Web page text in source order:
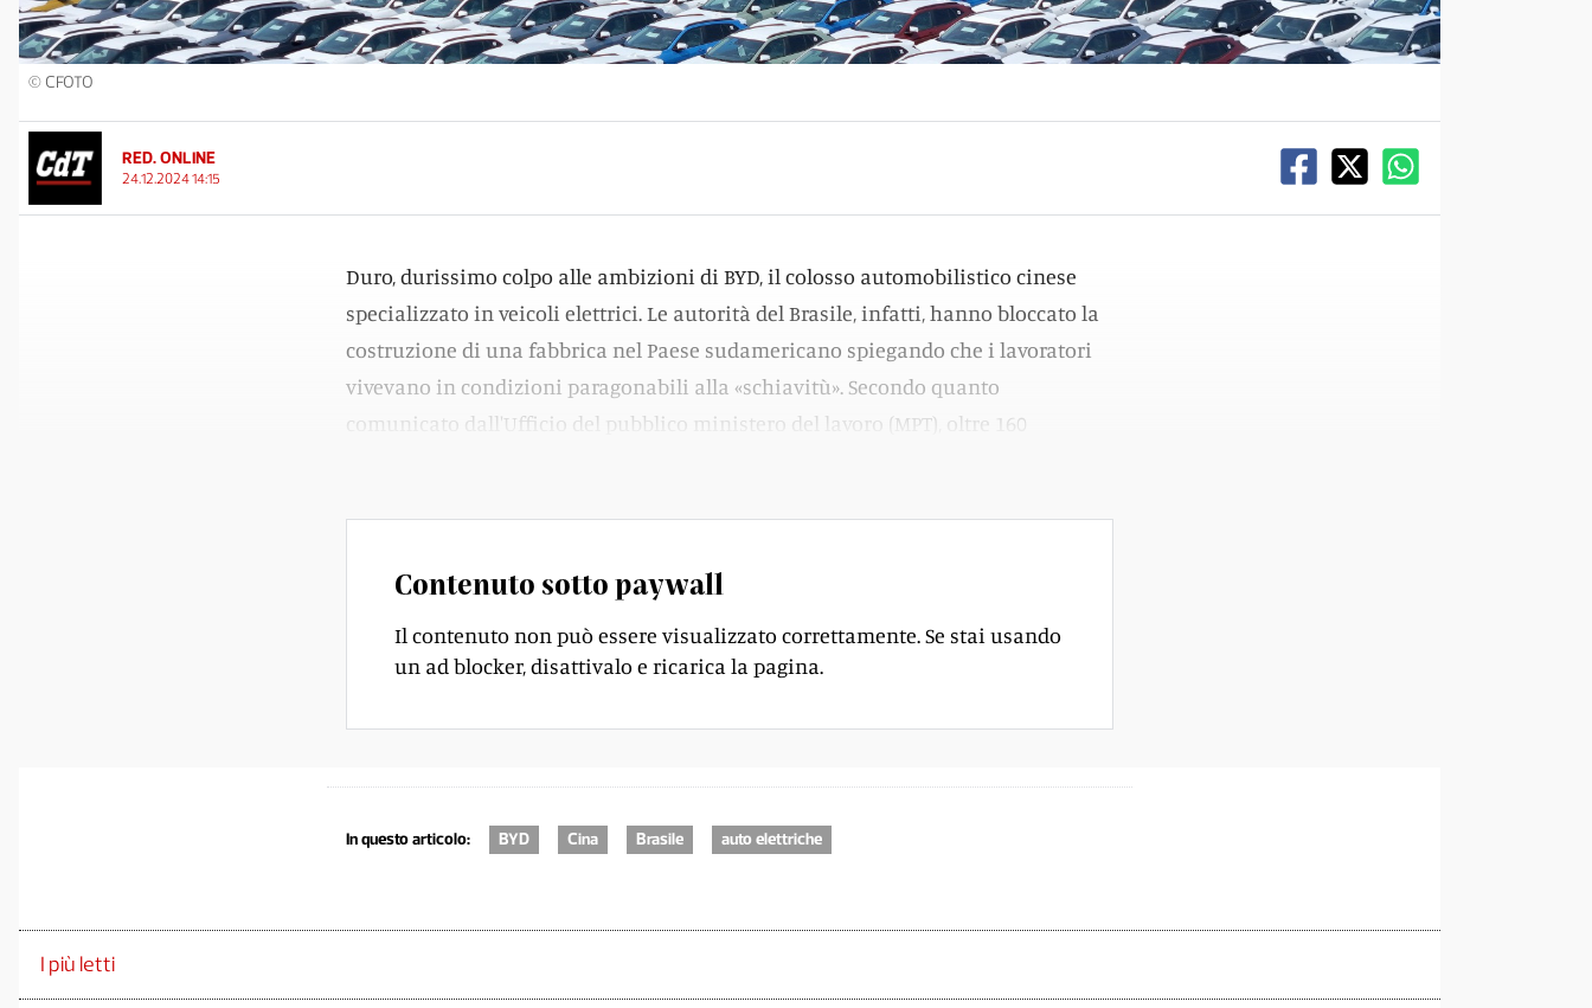
© CFOTO
RED. ONLINE
24.12.2024 14:15
Duro, durissimo colpo alle ambizioni di BYD, il colosso automobilistico cinese
specializzato in veicoli elettrici. Le autorità del Brasile, infatti, hanno bloccato la
costruzione di una fabbrica nel Paese sudamericano spiegando che i lavoratori
vivevano in condizioni paragonabili alla «schiavitù». Secondo quanto
comunicato dall'Ufficio del pubblico ministero del lavoro (MPT), oltre 160
Contenuto sotto paywall
Il contenuto non può essere visualizzato correttamente. Se stai usando
un ad blocker, disattivalo e ricarica la pagina.
In questo articolo: BYD Cina Brasile auto elettriche
I più letti